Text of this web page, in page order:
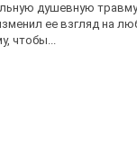
душевную
ее взгляд на
чтобы...